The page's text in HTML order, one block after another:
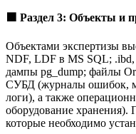
Раздел 3: Объекты и
Объектами экспертизы
NDF, LDF в MS SQL;
дампы pg_dump; файлы
СУБД (журналы ошибок,
логи), а также
оборудование
которые необходимо